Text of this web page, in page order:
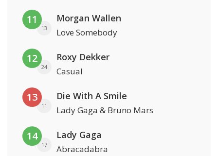
11
13
Morgan Wallen
Love Somebody
12
24
Roxy Dekker
Casual
13
11
Die With A Smile
Lady Gaga & Bruno Mars
14
17
Lady Gaga
Abracadabra